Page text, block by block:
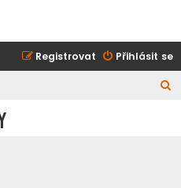
Přihlásit se
Registrovat